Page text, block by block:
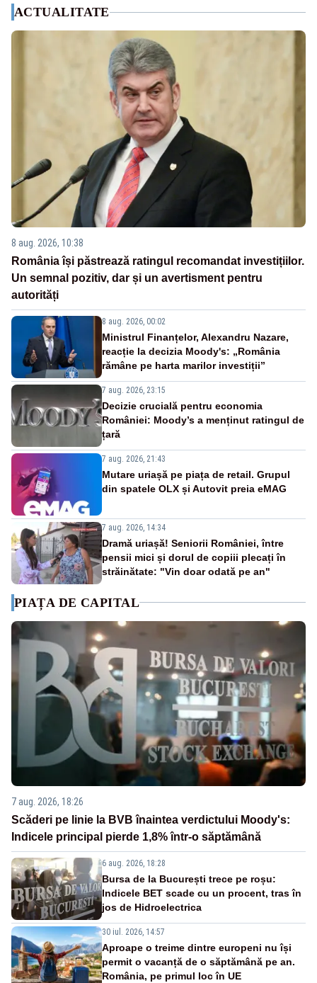
ACTUALITATE
8 aug. 2026, 10:38
România își păstrează ratingul recomandat investițiilor.
Un semnal pozitiv, dar și un avertisment pentru
autorități
8 aug. 2026, 00:02
Ministrul Finanțelor, Alexandru Nazare,
reacție la decizia Moody's: „România
rămâne pe harta marilor investiții”
7 aug. 2026, 23:15
Decizie crucială pentru economia
României: Moody’s a menținut ratingul de
țară
7 aug. 2026, 21:43
Mutare uriașă pe piața de retail. Grupul
din spatele OLX și Autovit preia eMAG
7 aug. 2026, 14:34
Dramă uriașă! Seniorii României, între
pensii mici și dorul de copiii plecați în
străinătate: "Vin doar odată pe an"
PIAȚA DE CAPITAL
7 aug. 2026, 18:26
Scăderi pe linie la BVB înaintea verdictului Moody's:
Indicele principal pierde 1,8% într-o săptămână
6 aug. 2026, 18:28
Bursa de la București trece pe roșu:
Indicele BET scade cu un procent, tras în
jos de Hidroelectrica
30 iul. 2026, 14:57
Aproape o treime dintre europeni nu își
permit o vacanță de o săptămână pe an.
România, pe primul loc în UE